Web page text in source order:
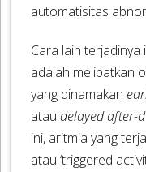
automatisitas
Cara lain terjadinya
adalah melibatkan
yang dinamakan
ataudelayed after-
ini, aritmia yang
atau ‘triggered